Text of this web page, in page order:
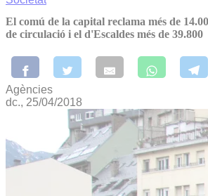
El comú de la capital reclama més de
de circulació i el d'Escaldes més de 39.800
Agències
dc., 25/04/2018